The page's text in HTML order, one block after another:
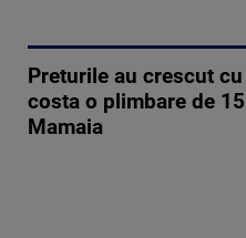
Preturile au crescut
costa o plimbare de
Mamaia